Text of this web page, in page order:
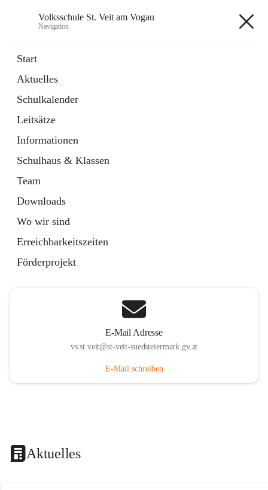
Volksschule St. Veit am Vogau
Navigation
Start
Aktuelles
Schulkalender
Leitsätze
Informationen
Schulhaus & Klassen
Team
Downloads
Wo wir sind
Erreichbarkeitszeiten
Förderprojekt
E-Mail Adresse
vs.st.veit@st-veit-suedsteiermark.gv.at
E-Mail schreiben
Aktuelles